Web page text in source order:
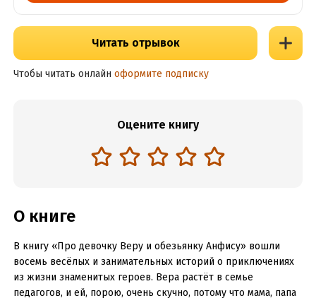
Читать отрывок
Чтобы читать онлайн оформите подписку
Оцените книгу
О книге
В книгу «Про девочку Веру и обезьянку Анфису» вошли
восемь весёлых и занимательных историй о приключениях
из жизни знаменитых героев. Вера растёт в семье
педагогов, и ей, порою, очень скучно, потому что мама, папа